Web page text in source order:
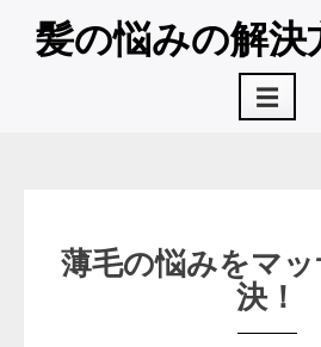
髪の悩みの解決
☰
薄毛の悩みをマ
決！